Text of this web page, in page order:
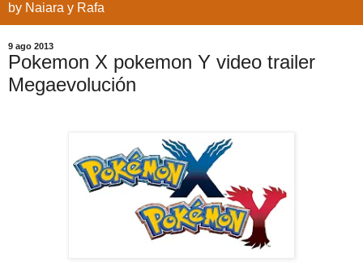
by Naiara y Rafa
9 ago 2013
Pokemon X pokemon Y video trailer
Megaevolución